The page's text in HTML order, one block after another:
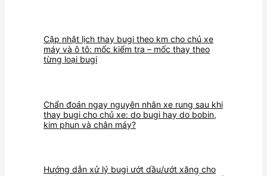
Cập nhật lịch thay bugi theo km cho chủ xe
máy và ô tô: mốc kiểm tra – mốc thay theo
từng loại bugi
Chẩn đoán ngay nguyên nhân xe rung sau khi
thay bugi cho chủ xe: do bugi hay do bobin,
kim phun và chân máy?
Hướng dẫn xử lý bugi ướt dầu/ướt xăng cho